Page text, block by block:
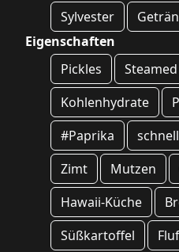
Sylvester
Eigenschaften
Pickles
Kohlenhydrate
#Paprika
schnell
Zimt
Mutzen
Hawaii-Küche
Süßkartoffel